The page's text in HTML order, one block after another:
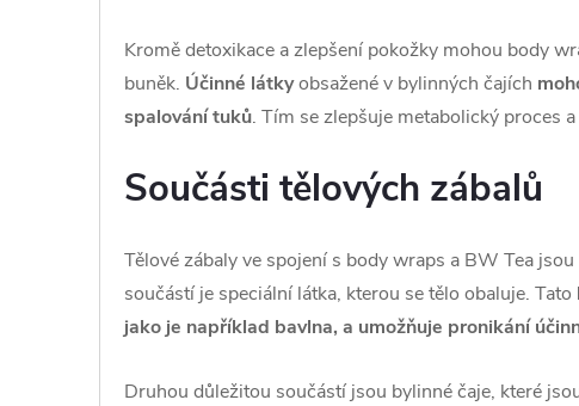
Kromě detoxikace a zlepšení pokožky mohou body
buněk. Účinné látkyobsažené v bylinných čajích
spalování tuků. Tím se zlepšuje metabolický proces
Součásti tělových zábalů
Tělové zábaly ve spojení s body wraps a BW Tea
součástí je speciální látka, kterou se tělo obaluje. Tato
jako je například bavlna, a umožňuje pronikání
Druhou důležitou součástí jsou bylinné čaje, které